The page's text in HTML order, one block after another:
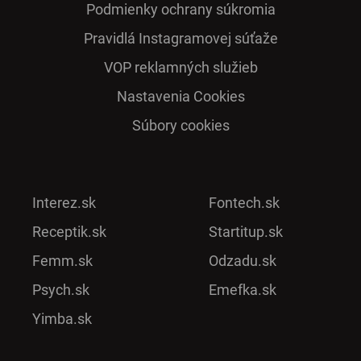
Podmienky ochrany súkromia
Pra­vidlá Ins­ta­gra­mo­vej sú­ťaže
VOP reklamných služieb
Nastavenia Cookies
Súbory cookies
Interez.sk
Receptik.sk
Femm.sk
Psych.sk
Yimba.sk
Fontech.sk
Startitup.sk
Odzadu.sk
Emefka.sk